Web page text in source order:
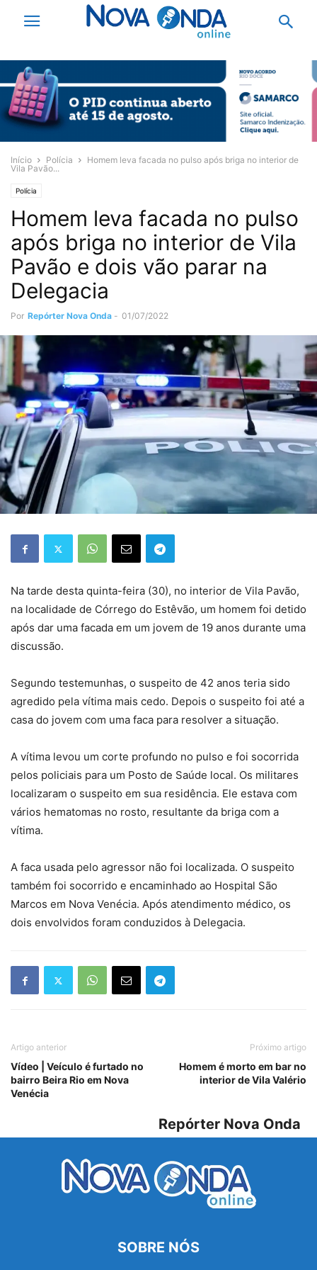
Início Polícia
Homem leva facada no pulso após briga no interior de
Vila Pavão...
Polícia
Homem leva facada no pulso
após briga no interior de Vila
Pavão e dois vão parar na
Delegacia
Por Repórter Nova Onda - 01/07/2022
Na tarde desta quinta-feira (30), no interior de Vila Pavão,
na localidade de Córrego do Estêvão, um homem foi detido
após dar uma facada em um jovem de 19 anos durante uma
discussão.
Segundo testemunhas, o suspeito de 42 anos teria sido
agredido pela vítima mais cedo. Depois o suspeito foi até a
casa do jovem com uma faca para resolver a situação.
A vítima levou um corte profundo no pulso e foi socorrida
pelos policiais para um Posto de Saúde local. Os militares
localizaram o suspeito em sua residência. Ele estava com
vários hematomas no rosto, resultante da briga com a
vítima.
A faca usada pelo agressor não foi localizada. O suspeito
também foi socorrido e encaminhado ao Hospital São
Marcos em Nova Venécia. Após atendimento médico, os
dois envolvidos foram conduzidos à Delegacia.
Artigo anterior
Vídeo | Veículo é furtado no
bairro Beira Rio em Nova
Venécia
Próximo artigo
Homem é morto em bar no
interior de Vila Valério
Repórter Nova Onda
SOBRE NÓS